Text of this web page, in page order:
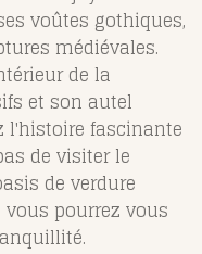
voûtes gothiques,
médiévales.
de la
et son autel
l'histoire fascinante
de visiter le
de verdure
pourrez vous